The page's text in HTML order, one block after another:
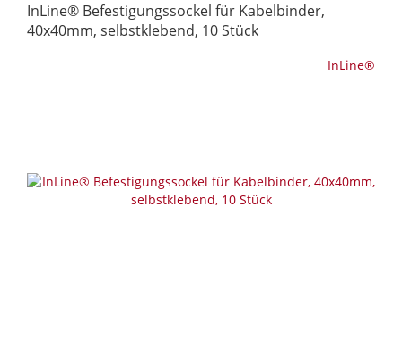
InLine® Befestigungssockel für Kabelbinder,
40x40mm, selbstklebend, 10 Stück
InLine®